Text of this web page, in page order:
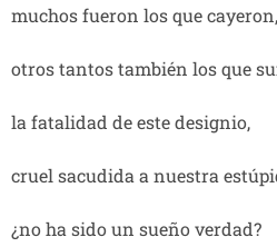
muchos fueron los que cayeron,
otros tantos también los que
la fatalidad de este designio,
cruel sacudida a nuestra
¿no ha sido un sueño verdad?